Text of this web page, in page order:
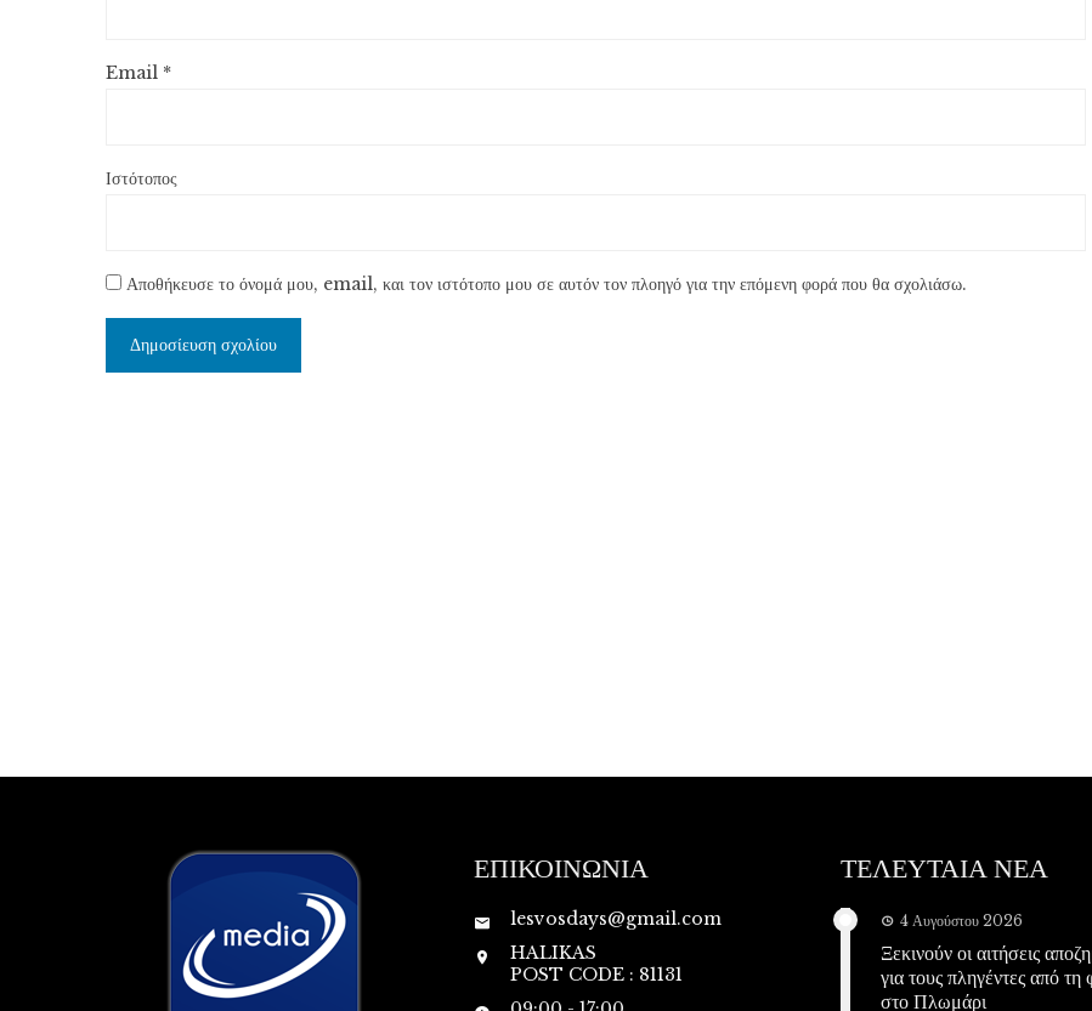
Email *
Ιστότοπος
Αποθήκευσε το όνομά μου, email, και τον ιστότοπο μου σε αυτόν τον πλοηγό για την επόμενη φορά που θα σχολιάσω.
ΕΠΙΚΟΙΝΩΝΙΑ
lesvosdays@gmail.com
HALIKAS
POST CODE : 81131
ΤΕΛΕΥΤΑΙΑ ΝΕΑ
4 Αυγούστου 2026
Ξεκινούν οι αιτήσεις
για τους πληγέντες από τη
στο Πλωμάρι